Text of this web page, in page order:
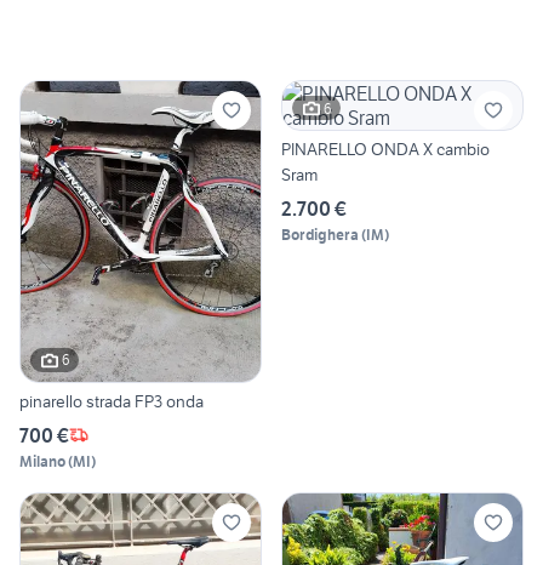
6
pinarello strada FP3 onda
700 €
Milano(MI)
6
PINARELLO ONDA X cambio
Sram
2.700 €
Bordighera (IM)